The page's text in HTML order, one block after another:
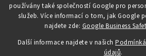
používány také společností Google pro
služeb. Více informací o tom, jak Google
najdete zde: Google Business
Další informace najdete v našich
údajů.
obchod @petromila.cz
+420704433780 ► při nedostupnosti využijte